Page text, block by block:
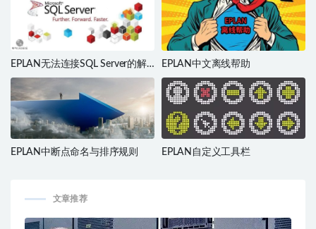
EPLAN无法连接SQL Server的解
决办法
EPLAN中文离线帮助
EPLAN中断点命名与排序规则 EPLAN自定义工具栏
文章推荐